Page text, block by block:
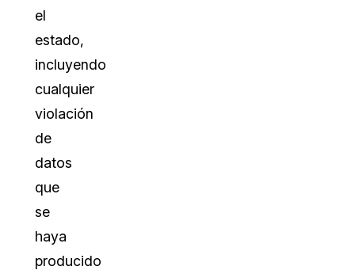
el
estado,
incluyendo
cualquier
violación
de
datos
que
se
haya
producido